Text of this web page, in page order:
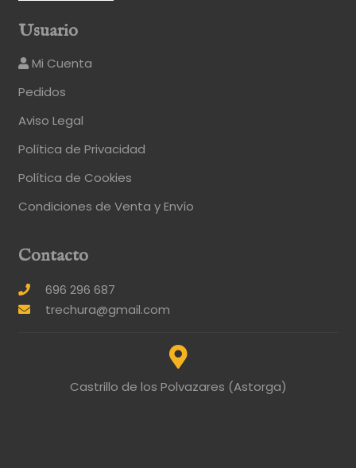
Usuario
Mi Cuenta
Pedidos
Aviso Legal
Política de Privacidad
Política de Cookies
Condiciones de Venta y Envío
Contacto
696 296 687
trechura@gmail.com
Castrillo de los Polvazares (Astorga)